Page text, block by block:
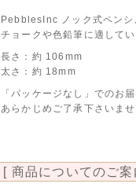
PebblesInc ノック式ペンシ
チョークや色鉛筆に適してい
長さ：約 106mm
太さ：約 18mm
「パッケージなし」でのお
あらかじめご了承下さいませ
[ 商品についてのご